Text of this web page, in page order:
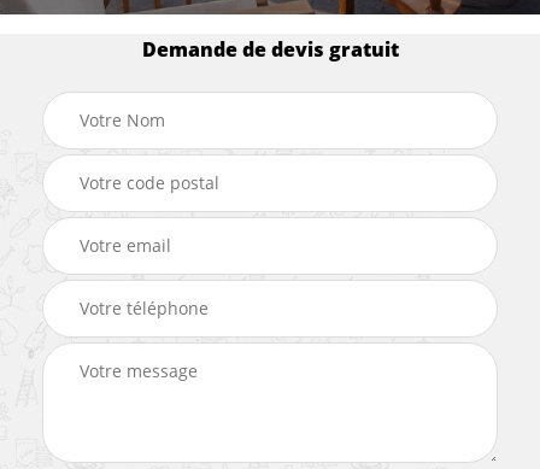
Demande de devis gratuit